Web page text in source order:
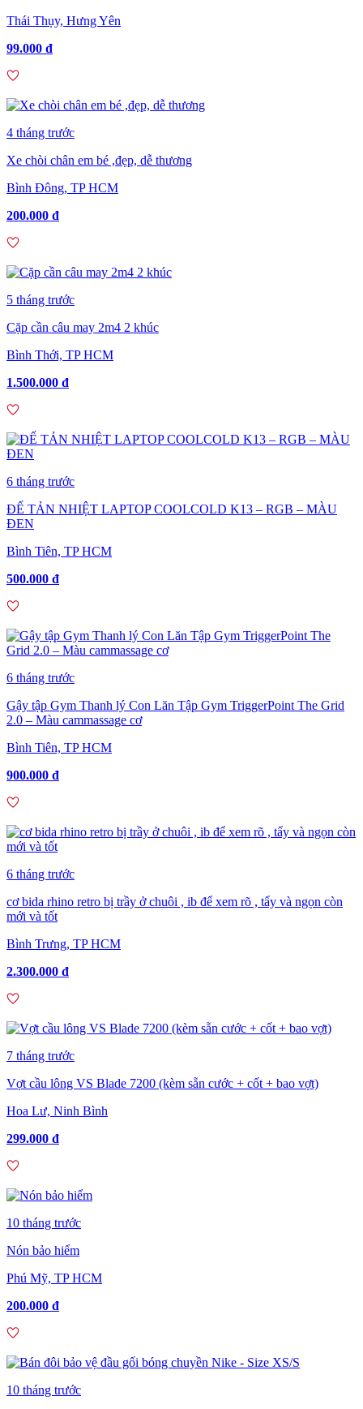
Thái Thụy, Hưng Yên
99.000 đ
4 tháng trước
Xe chòi chân em bé ,đẹp, dễ thương
Bình Đông, TP HCM
200.000 đ
5 tháng trước
Cặp cần câu may 2m4 2 khúc
Bình Thới, TP HCM
1.500.000 đ
6 tháng trước
ĐẾ TẢN NHIỆT LAPTOP COOLCOLD K13 – RGB – MÀU
ĐEN
Bình Tiên, TP HCM
500.000 đ
6 tháng trước
Gậy tập Gym Thanh lý Con Lăn Tập Gym TriggerPoint The Grid
2.0 – Màu cammassage cơ
Bình Tiên, TP HCM
900.000 đ
6 tháng trước
cơ bida rhino retro bị trầy ở chuôi , ib để xem rõ , tẩy và ngọn còn
mới và tốt
Bình Trưng, TP HCM
2.300.000 đ
7 tháng trước
Vợt cầu lông VS Blade 7200 (kèm sẵn cước + cốt + bao vợt)
Hoa Lư, Ninh Bình
299.000 đ
10 tháng trước
Nón bảo hiểm
Phú Mỹ, TP HCM
200.000 đ
10 tháng trước